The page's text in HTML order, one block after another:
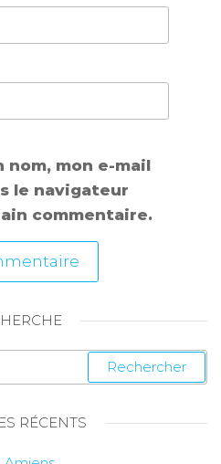
nom, mon e-mail
le navigateur
commentaire.
RÉCENTS